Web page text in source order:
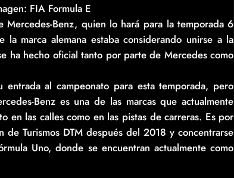
FIA Formula E
Mercedes-Benz, quien lo hará para la temporada 6
marca alemana estaba considerando unirse a la
ha hecho oficial tanto por parte de Mercedes como
al campeonato para esta temporada, pero
Benz es una de las marcas que actualmente
en las calles como en las pistas de carreras. Es por
Turismos DTM después del 2018 y concentrarse
Uno, donde se encuentran actualmente como